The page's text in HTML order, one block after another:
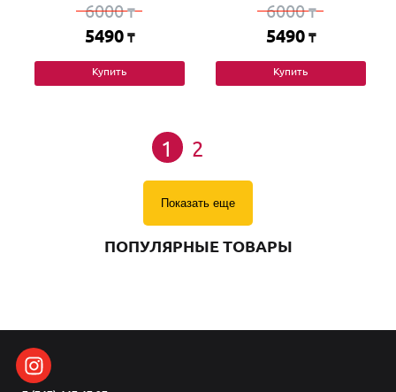
6000₸
5490 ₸
Купить
6000₸
5490 ₸
Купить
1 2
Показать еще
ПОПУЛЯРНЫЕ ТОВАРЫ